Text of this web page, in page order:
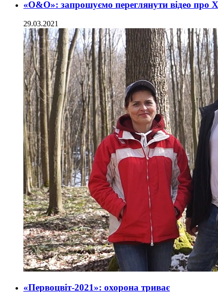
«О&О»: запрошуємо переглянути відео про
29.03.2021
«Первоцвіт-2021»: охорона триває